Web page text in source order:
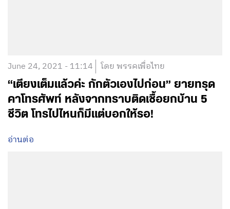
June 24, 2021 - 11:14 โดย พรรคเพื่อไทย
“เตียงเต็มแล้วค่ะ กักตัวเองไปก่อน” ยายทรุด
คาโทรศัพท์ หลังจากทราบติดเชื้อยกบ้าน 5
ชีวิต โทรไปไหนก็มีแต่บอกให้รอ!
อ่านต่อ